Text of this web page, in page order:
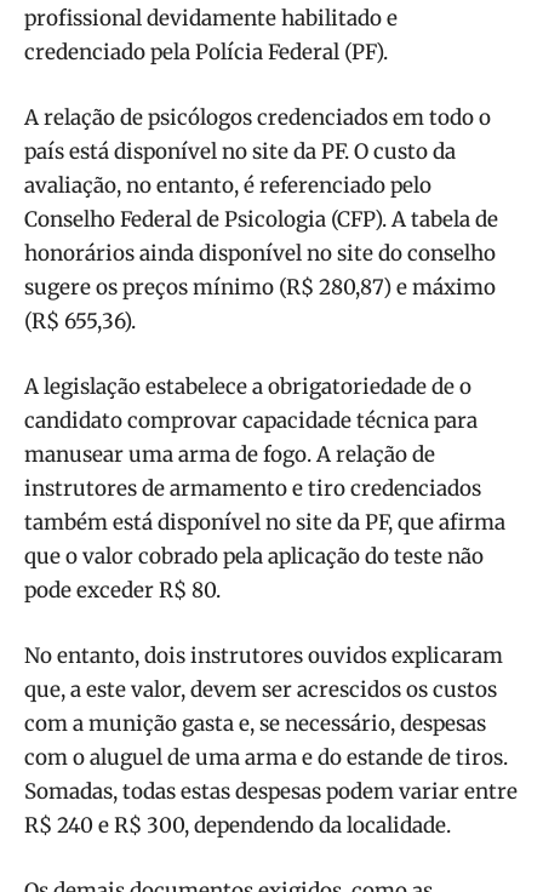
profissional devidamente habilitado e
credenciado pela Polícia Federal (PF).
A relação de psicólogos credenciados em todo o
país está disponível no site da PF. O custo da
avaliação, no entanto, é referenciado pelo
Conselho Federal de Psicologia (CFP). A tabela de
honorários ainda disponível no site do conselho
sugere os preços mínimo (R$ 280,87) e máximo
(R$ 655,36).
A legislação estabelece a obrigatoriedade de o
candidato comprovar capacidade técnica para
manusear uma arma de fogo. A relação de
instrutores de armamento e tiro credenciados
também está disponível no site da PF, que afirma
que o valor cobrado pela aplicação do teste não
pode exceder R$ 80.
No entanto, dois instrutores ouvidos explicaram
que, a este valor, devem ser acrescidos os custos
com a munição gasta e, se necessário, despesas
com o aluguel de uma arma e do estande de tiros.
Somadas, todas estas despesas podem variar entre
R$ 240 e R$ 300, dependendo da localidade.